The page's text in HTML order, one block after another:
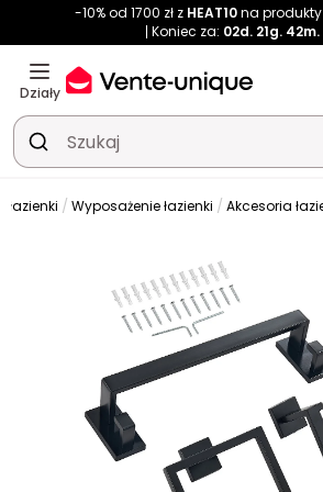
-10% od 1700 zł z HEAT10na
Koniec za: 02d. 21g. 42m.
Działy
łazienki Wyposażenie łazienki Akcesoria